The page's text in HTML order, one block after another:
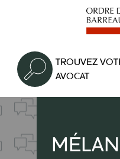
principal
TROUVEZ
AVOCAT